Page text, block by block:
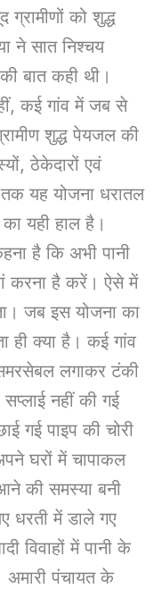
को शुद्ध
ने सात निश्चय
बात कही थी।
कई गांव में जब से
शुद्ध पेयजल की
ठेकेदारों एवं
तक यह योजना धरातल
यही हाल है।
है कि अभी पानी
करना है करें। ऐसे में
जब इस योजना का
ही क्या है। कई गांव
समरसेबल लगाकर टंकी
सप्लाई नहीं की गई
गई पाइप की चोरी
घरों में चापाकल
की समस्या बनी
धरती में डाले गए
विवाहों में पानी के
अमारी पंचायत के